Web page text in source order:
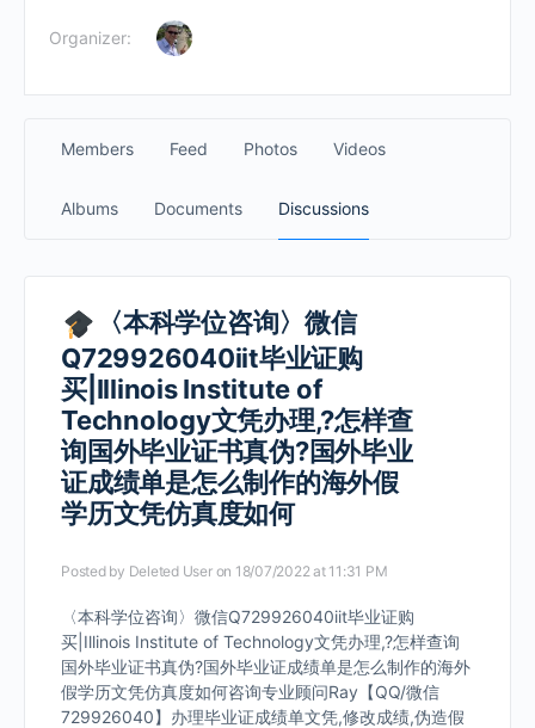
Organizer:
Members Feed Photos Videos
Albums Documents Discussions
〈本科学位咨询〉微信
Q729926040iit毕业证购
买|Illinois Institute of
Technology文凭办理,?怎样查
询国外毕业证书真伪?国外毕业
证成绩单是怎么制作的海外假
学历文凭仿真度如何
Posted by Deleted User on 18/07/2022 at 11:31 PM
〈本科学位咨询〉微信Q729926040iit毕业证购
买|Illinois Institute of Technology文凭办理,?怎样查询
国外毕业证书真伪?国外毕业证成绩单是怎么制作的海外
假学历文凭仿真度如何咨询专业顾问Ray【QQ/微信
729926040】办理毕业证成绩单文凭,修改成绩,伪造假